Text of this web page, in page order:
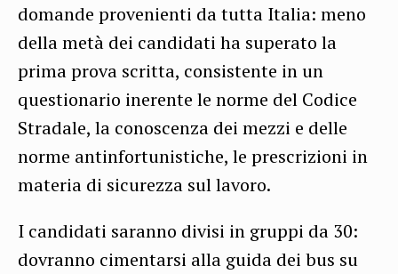
domande provenienti da tutta Italia: meno
della metà dei candidati ha superato la
prima prova scritta, consistente in un
questionario inerente le norme del Codice
Stradale, la conoscenza dei mezzi e delle
norme antinfortunistiche, le prescrizioni in
materia di sicurezza sul lavoro.
I candidati saranno divisi in gruppi da 30:
dovranno cimentarsi alla guida dei bus su